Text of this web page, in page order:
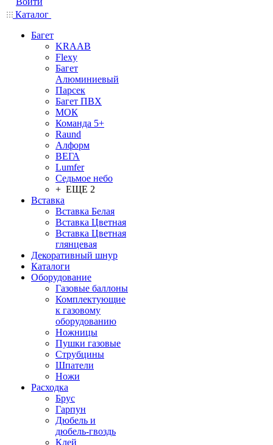
Каталог
Багет
KRAAB
Flexy
Багет
Алюминиевый
Парсек
Багет ПВХ
МОК
Команда 5+
Raund
Алформ
ВЕГА
Lumfer
Седьмое небо
+ ЕЩЕ 2
Вставка
Вставка Белая
Вставка Цветная
Вставка Цветная
глянцевая
Декоративный шнур
Каталоги
Оборудование
Газовые баллоны
Комплектующие
к газовому
оборудованию
Ножницы
Пушки газовые
Струбцины
Шпатели
Ножи
Расходка
Брус
Гарпун
Дюбель и
дюбель-гвоздь
Клей